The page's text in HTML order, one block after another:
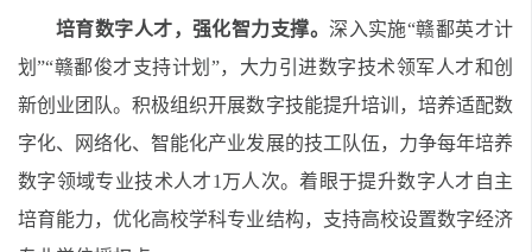
培育数字人才，强化智力支撑。深入实施“赣鄱英才计
划”“赣鄱俊才支持计划”，大力引进数字技术领军人才和创
新创业团队。积极组织开展数字技能提升培训，培养适配数
字化、网络化、智能化产业发展的技工队伍，力争每年培养
数字领域专业技术人才1万人次。着眼于提升数字人才自主
培育能力，优化高校学科专业结构，支持高校设置数字经济